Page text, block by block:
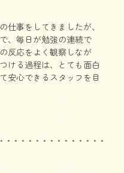
仕事をしてきましたが、
、毎日が勉強の連続で
反応をよく観察しなが
ける過程は、とても面白
安心できるスタッフを目